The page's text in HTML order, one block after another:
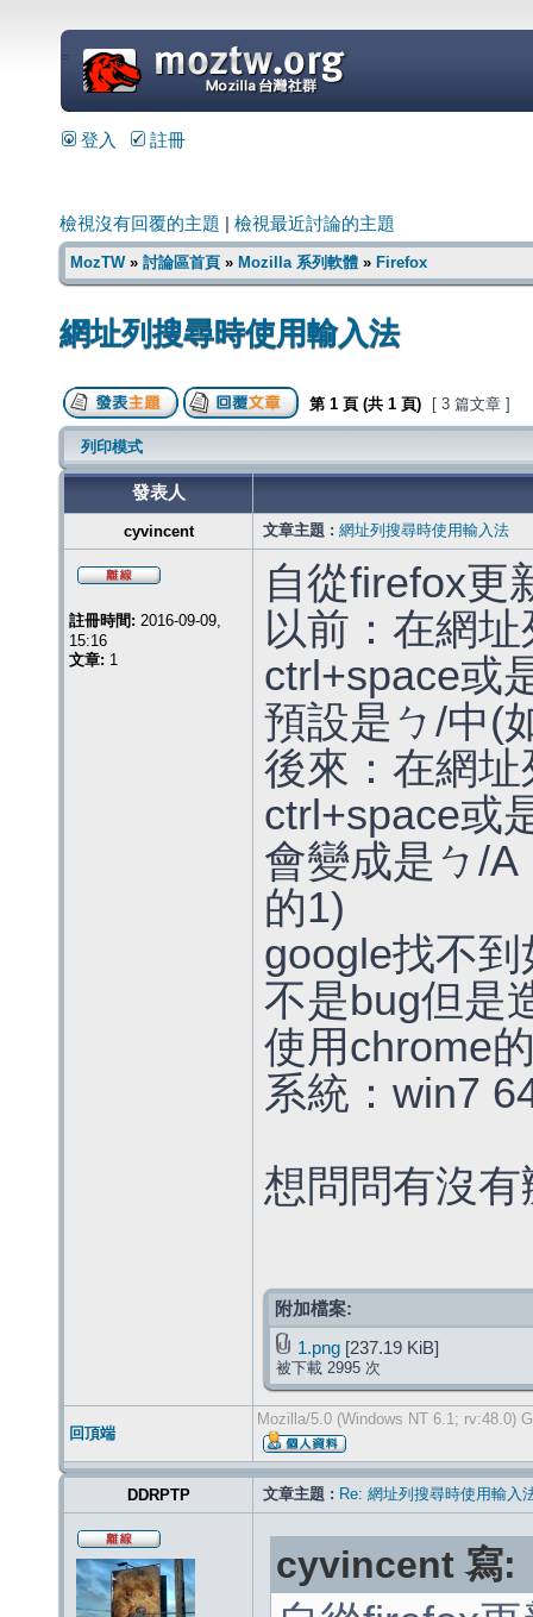
=
登入 註冊
檢視沒有回覆的主題 檢視最近討論的主題
MozTW» 討論區首頁 » Mozilla 系列軟體 » Firefox
網址列搜尋時使用輸入法
第 1 頁 (共 1 頁) [ 3 篇文章 ]
列印模式
發表人
cyvincent 文章主題 : 網址列搜尋時使用輸入法
註冊時間: 2016-09-09,
15:16
文章: 1
自從firefox更
以前：在網
ctrl+space或
預設是ㄅ/中(
後來：在網
ctrl+space或
會變成是ㄅ/
的1)
google找不
不是bug但是
使用chrome
系統：win7
想問問有沒有
附加檔案:
1.png [237.19 KiB]
被下載 2995 次
回頂端
Mozilla/5.0 (Windows NT 6.1; rv:48.0)
DDRPTP 文章主題 : Re: 網址列搜尋時使用輸入
cyvincent 寫: